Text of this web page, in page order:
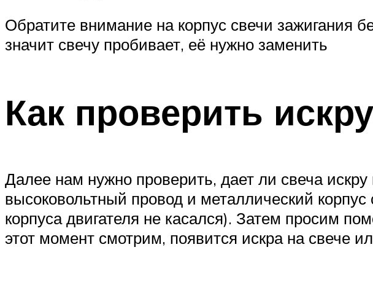
Обратите внимание на корпус свечи зажигания
значит свечу пробивает, её нужно заменить
Как проверить
Далее нам нужно проверить, дает ли свеча
высоковольтный провод и металлический
корпуса двигателя не касался). Затем просим
этот момент смотрим, появится искра на свече